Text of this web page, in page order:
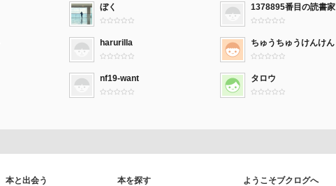
ぼく 1378895番目の読書家
harurilla ちゅうちゅうけんけん
nf19-want タロウ
本と出会う 本を探す ようこそブクログへ